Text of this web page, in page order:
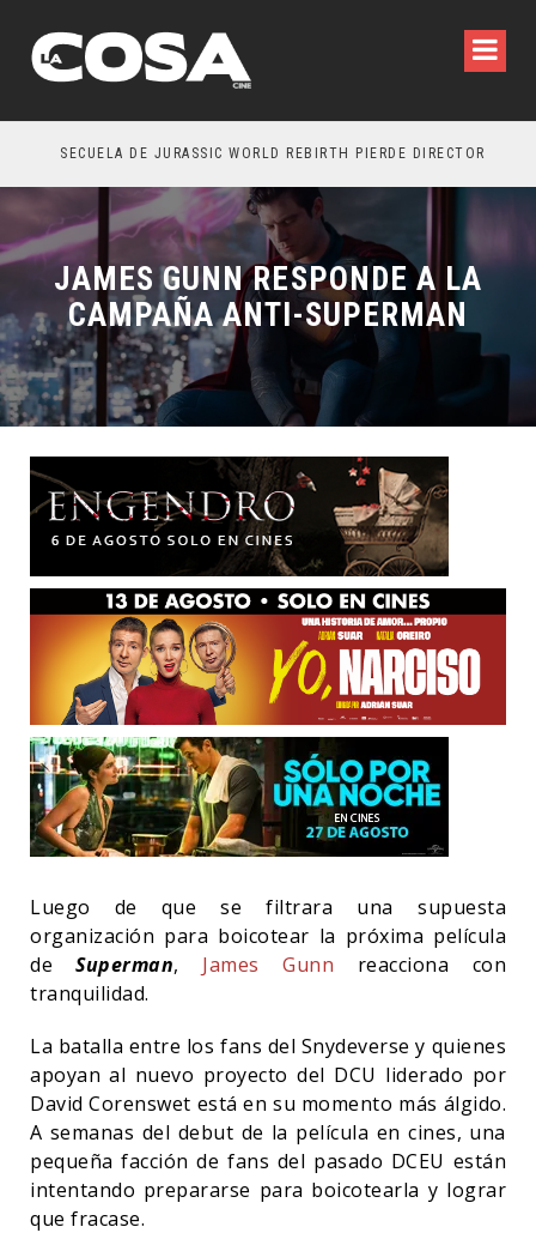
SECUELA DE JURASSIC WORLD REBIRTH PIERDE DIRECTOR
JAMES GUNN RESPONDE A LA
CAMPAÑA ANTI-SUPERMAN
Luego de que se filtrara una supuesta
organización para boicotear la próxima película
deSuperman, James Gunn reacciona con
tranquilidad.
La batalla entre los fans del Snydeverse y quienes
apoyan al nuevo proyecto del DCU liderado por
David Corenswet está en su momento más álgido.
A semanas del debut de la película en cines, una
pequeña facción de fans del pasado DCEU están
intentando prepararse para boicotearla y lograr
que fracase.